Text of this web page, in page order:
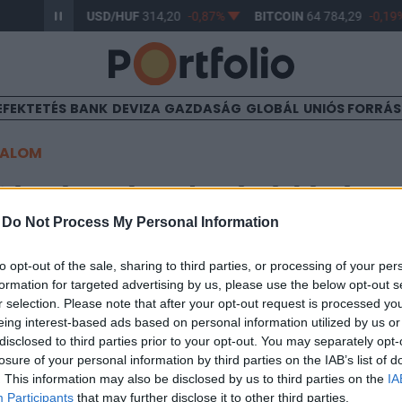
Do Not Process My Personal Information
opt-out of the sale, sharing to third parties, or processing of your
for targeted advertising by us, please use the below opt-out
selection. Please note that after your opt-out request is processed
interest-based ads based on personal information utilized by us
to third parties prior to your opt-out. You may separately
of your personal information by third parties on the IAB’s list of
This information may also be disclosed by us to third parties on the
Participants that may further disclose it to other third parties.
USD/HUF314,20 -0,87% BITCOIN64 784,29 -0,19%
BANK DEVIZA GAZDASÁG GLOBÁL UNIÓS
részvények vásárlására
a Fotex
adott a Concorde részére 20 000 db Fotex részvény
vásárlására.